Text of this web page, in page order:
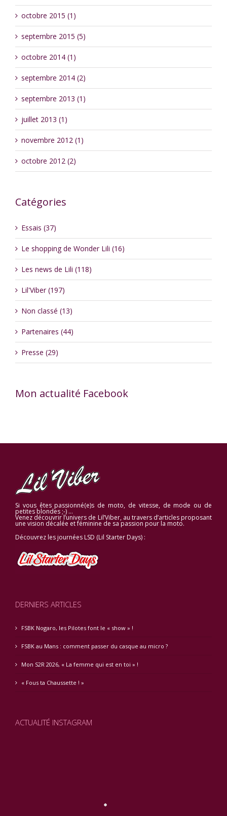
octobre 2015 (1)
septembre 2015 (5)
octobre 2014 (1)
septembre 2014 (2)
septembre 2013 (1)
juillet 2013 (1)
novembre 2012 (1)
octobre 2012 (2)
Catégories
Essais (37)
Le shopping de Wonder Lili (16)
Les news de Lili (118)
Lil'Viber (197)
Non classé (13)
Partenaires (44)
Presse (29)
Mon actualité Facebook
Si vous êtes passionné(e)s de moto, de vitesse, de mode ou de
petites blondes ;-) …
Venez découvrir l’univers de Lil’Viber, au travers d’articles proposant
une vision décalée et féminine de sa passion pour la moto.
Découvrez les journées LSD (Lil Starter Days) :
DERNIERS ARTICLES
FSBK Nogaro, les Pilotes font le « show » !
FSBK au Mans : comment passer du casque au micro ?
Mon S2R 2026, « La femme qui est en toi » !
« Fous ta Chaussette ! »
ACTUALITÉ INSTAGRAM